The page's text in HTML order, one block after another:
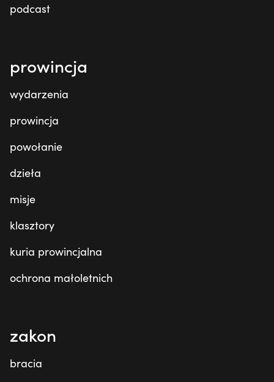
podcast
prowincja
wydarzenia
prowincja
powołanie
dzieła
misje
klasztory
kuria prowincjalna
ochrona małoletnich
zakon
bracia